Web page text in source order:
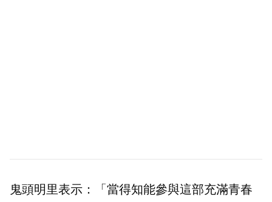
鬼頭明里表示：「當得知能參與這部充滿青春